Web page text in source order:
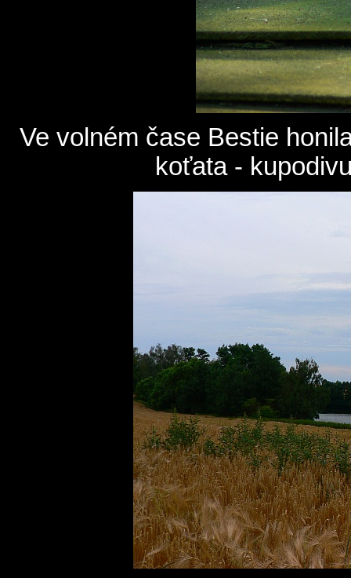
Ve volném čase Bestie
koťata -